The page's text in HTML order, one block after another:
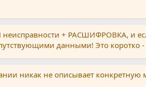
неисправности + РАСШИФРОВКА, и
данными! Это коротко
никак не описывает конкретную